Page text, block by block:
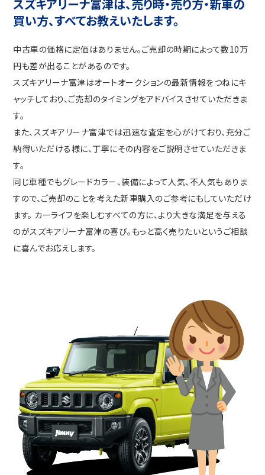
スズキアリーナ富津は、売り時・売り方・新車の
買い方、すべてお教えいたします。
中古車の価格に定価はありません。ご売却の時期によって数10万
円も差が出ることがあるのです。
スズキアリーナ富津はオートオークションの最新情報をつねにキ
ャッチしており、ご売却のタイミングをアドバイスさせていただきま
す。
また、スズキアリーナ富津では迅速な査定を心がけており、充分ご
納得いただける様に、丁寧にその内容をご説明させていただきま
す。
同じ車種でもグレードカラー、装備によって人気、不人気もありま
すので、ご売却のことを考えた新車購入のご参考にもしていただけ
ます。 カーライフを楽しむすべての方に、より大きな満足を与える
のがスズキアリーナ富津の喜び。もっと高く売りたいというご相談
に喜んでお応えします。